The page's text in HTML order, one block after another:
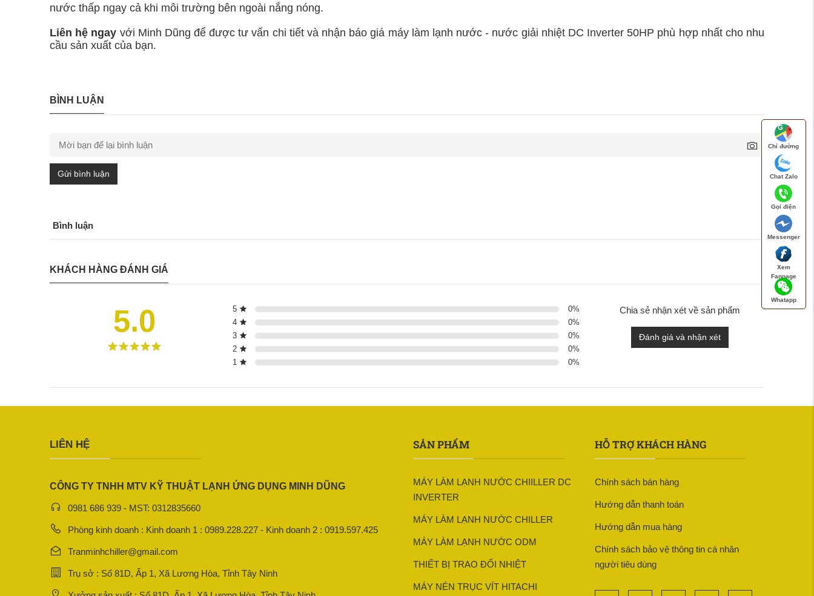
nước thấp ngay cả khi môi trường bên ngoài nắng nóng.
Liên hệ ngay với Minh Dũng để được tư vấn chi tiết và nhận báo giá máy làm lạnh nước - nước giải nhiệt DC Inverter 50HP phù hợp nhất cho nhu
cầu sản xuất của bạn.
BÌNH LUẬN
Gửi bình luận
Bình luận
KHÁCH HÀNG ĐÁNH GIÁ
5.0 5 0%
4
0%
3
0%
2
0%
1
0%
Chia sẻ nhận xét về sản phẩm
Đánh giá và nhận xét
LIÊN HỆ
CÔNG TY TNHH MTV KỸ THUẬT LẠNH ỨNG DỤNG MINH DŨNG
0981 686 939 - MST: 0312835660
Phòng kinh doanh : Kinh doanh 1 : 0989.228.227 - Kinh doanh 2 : 0919.597.425
Tranminhchiller@gmail.com
Trụ sở : Số 81D, Ấp 1, Xã Lương Hòa, Tỉnh Tây Ninh
SẢN PHẨM
MÁY LÀM LẠNH NƯỚC CHIILLER DC
INVERTER
MÁY LÀM LẠNH NƯỚC CHILLER
MÁY LÀM LẠNH NƯỚC ODM
THIẾT BỊ TRAO ĐỔI NHIỆT
MÁY NÉN TRỤC VÍT HITACHI
HỖ TRỢ KHÁCH HÀNG
Chính sách bán hàng
Hướng dẫn thanh toán
Hướng dẫn mua hàng
Chính sách bảo vệ thông tin cá nhân
người tiêu dùng
Chỉ đường
Chat Zalo
Gọi điện
Messenger
Xem
Fanpage
Whatapp